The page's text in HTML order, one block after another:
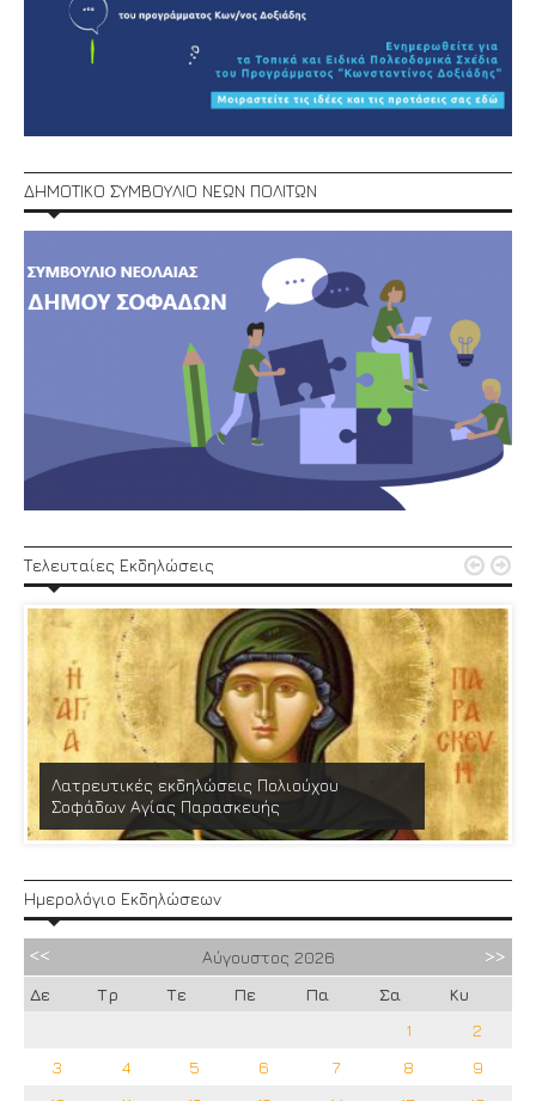
ΔΗΜΟΤΙΚΟ ΣΥΜΒΟΥΛΙΟ ΝΕΩΝ ΠΟΛΙΤΩΝ
Τελευταίες Εκδηλώσεις
Λατρευτικές εκδηλώσεις Πολιούχου
Σοφάδων Αγίας Παρασκευής
 
Ημερολόγιο Εκδηλώσεων
Αύγουστος 2026
Δε
Τρ Τε Πε Πα Σα
Κυ
1
2
3
4 5 6 7 8
9